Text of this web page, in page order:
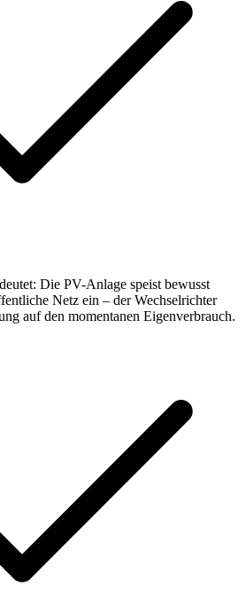
Die PV-Anlage speist bewusst
Netz ein – der Wechselrichter
auf den momentanen Eigenverbrauch.